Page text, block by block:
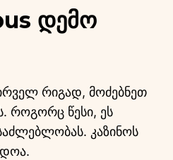
დემო
რიგად, მოძებნეთ
როგორც წესი, ეს
კაზინოს